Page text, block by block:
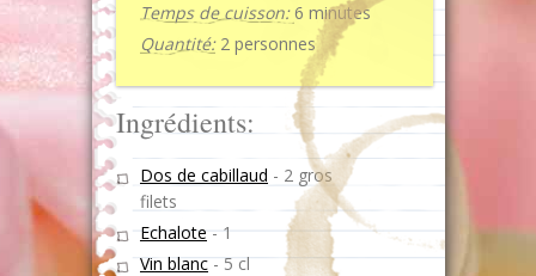
Temps de cuisson: 6 minutes
Quantité: 2 personnes
Ingrédients:
Dos de cabillaud - 2 gros
filets
Echalote - 1
Vin blanc-5 cl